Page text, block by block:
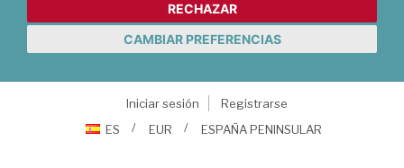
RECHAZAR
CAMBIAR PREFERENCIAS
Iniciar sesión
Registrarse
ES
EUR ESPAÑA PENINSULAR